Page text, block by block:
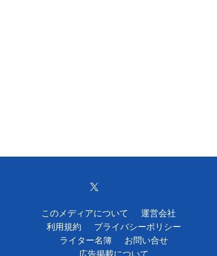
このメディアについて
運営会社
利用規約
プライバシーポリシー
ライター名簿
お問い合せ